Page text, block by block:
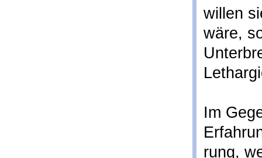
willen
wäre,
Im
rung,